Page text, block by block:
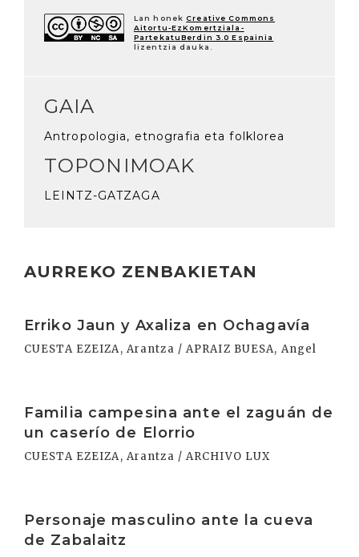
Lan honek Creative Commons
Aitortu-EzKomertziala-
PartekatuBerdin 3.0 Espainia
lizentzia dauka.
GAIA
Antropologia, etnografia eta folklorea
TOPONIMOAK
LEINTZ-GATZAGA
AURREKO ZENBAKIETAN
Erriko Jaun y Axaliza en Ochagavía
CUESTA EZEIZA, Arantza / APRAIZ BUESA, Angel
Familia campesina ante el zaguán de
un caserío de Elorrio
CUESTA EZEIZA, Arantza / ARCHIVO LUX
Personaje masculino ante la cueva
de Zabalaitz